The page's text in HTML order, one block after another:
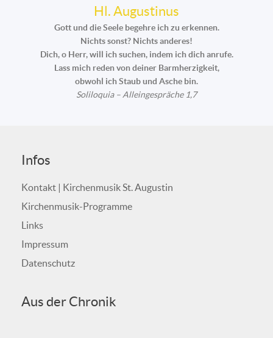
Hl. Augustinus
Gott und die Seele begehre ich zu erkennen.
Nichts sonst? Nichts anderes!
Dich, o Herr, will ich suchen, indem ich dich anrufe.
Lass mich reden von deiner Barmherzigkeit,
obwohl ich Staub und Asche bin.
Soliloquia – Alleingespräche 1,7
Infos
Kontakt | Kirchenmusik St. Augustin
Kirchenmusik-Programme
Links
Impressum
Datenschutz
Aus der Chronik